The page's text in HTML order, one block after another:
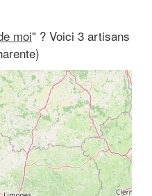
moi" ? Voici 3 artisans